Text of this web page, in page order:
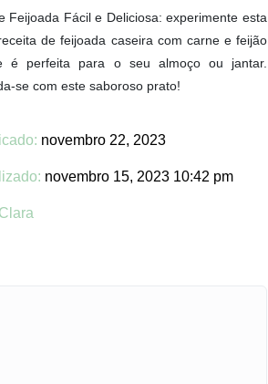
Feijoada Fácil e Deliciosa: experimente esta
de feijoada caseira com carne e feijão
é perfeita para o seu almoço ou jantar.
se com este saboroso prato!
novembro 22, 2023
novembro 15, 2023 10:42 pm